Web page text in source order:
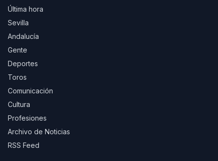
Última hora
Sevilla
Andalucía
Gente
Deportes
Toros
Comunicación
Cultura
Profesiones
Archivo de Noticias
RSS Feed